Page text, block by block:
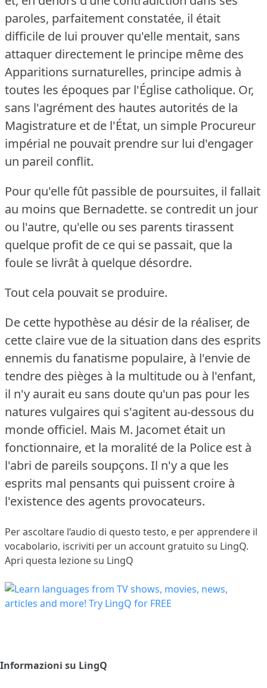
paroles, parfaitement constatée, il était
difficile de lui prouver qu'elle mentait, sans
attaquer directement le principe même des
Apparitions surnaturelles, principe admis à
toutes les époques par l'Église catholique. Or,
sans l'agrément des hautes autorités de la
Magistrature et de l'État, un simple Procureur
impérial ne pouvait prendre sur lui d'engager
un pareil conflit.
Pour qu'elle fût passible de poursuites, il fallait
au moins que Bernadette. se contredit un jour
ou l'autre, qu'elle ou ses parents tirassent
quelque profit de ce qui se passait, que la
foule se livrât à quelque désordre.
Tout cela pouvait se produire.
De cette hypothèse au désir de la réaliser, de
cette claire vue de la situation dans des esprits
ennemis du fanatisme populaire, à l'envie de
tendre des pièges à la multitude ou à l'enfant,
il n'y aurait eu sans doute qu'un pas pour les
natures vulgaires qui s'agitent au-dessous du
monde officiel. Mais M. Jacomet était un
fonctionnaire, et la moralité de la Police est à
l'abri de pareils soupçons. Il n'y a que les
esprits mal pensants qui puissent croire à
l'existence des agents provocateurs.
Per ascoltare l’audio di questo testo, e per apprendere il
vocabolario, iscriviti per un account gratuito su LingQ.
Apri questa lezione su LingQ
Informazioni su LingQ